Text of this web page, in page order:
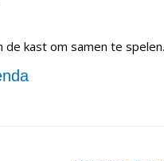
de kast om samen te spelen.